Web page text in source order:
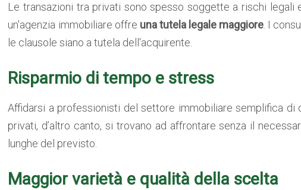
Le transazioni tra privati sono spesso soggette a rischi
un'agenzia immobiliare offre una tutela legale maggiore. I
le clausole siano a tutela dell'acquirente.
Risparmio di tempo e stress
Affidarsi a professionisti del settore immobiliare semplifica di
privati, d’altro canto, si trovano ad affrontare senza il
lunghe del previsto.
Maggior varietà e qualità della scelta